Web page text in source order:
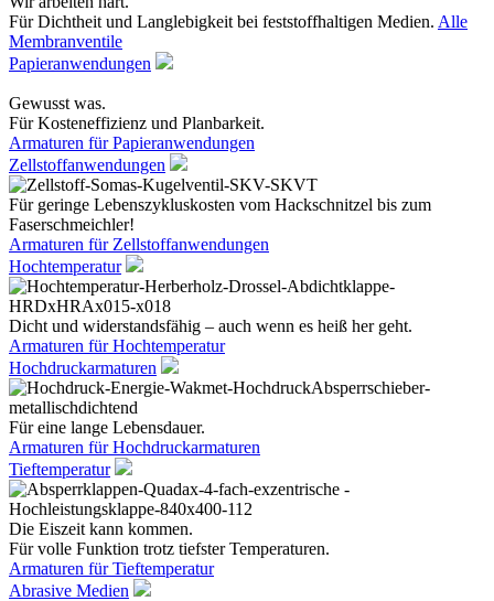
Für Dichtheit und Langlebigkeit bei feststoffhaltigen Medien. Alle
Membranventile
Papieranwendungen
Gewusst was.
Für Kosteneffizienz und Planbarkeit.
Armaturen für Papieranwendungen
Zellstoffanwendungen
Für geringe Lebenszykluskosten vom Hackschnitzel bis zum
Faserschmeichler!
Armaturen für Zellstoffanwendungen
Hochtemperatur
Dicht und widerstandsfähig – auch wenn es heiß her geht.
Armaturen für Hochtemperatur
Hochdruckarmaturen
Für eine lange Lebensdauer.
Armaturen für Hochdruckarmaturen
Tieftemperatur
Die Eiszeit kann kommen.
Für volle Funktion trotz tiefster Temperaturen.
Armaturen für Tieftemperatur
Abrasive Medien